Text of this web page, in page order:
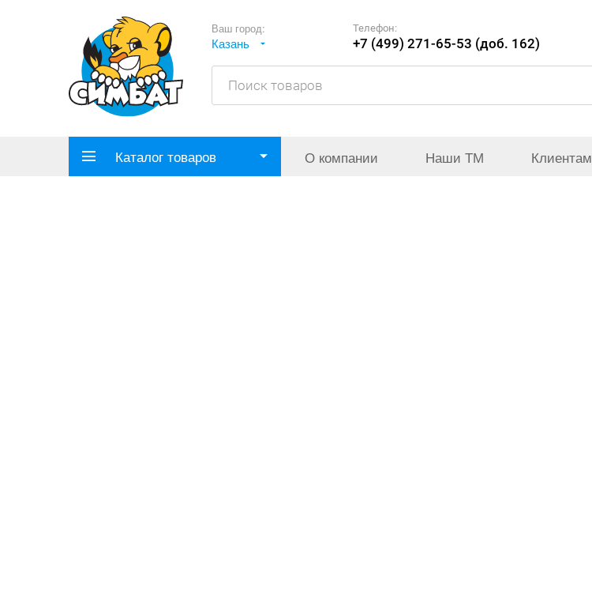
Ваш город:
Казань
Телефон:
+7 (499) 271-65-53 (доб. 162)
Каталог товаров О компании Наши ТМ Клиентам